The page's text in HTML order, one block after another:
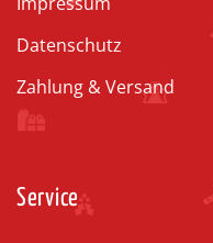
Datenschutz
Zahlung & Versand
Service